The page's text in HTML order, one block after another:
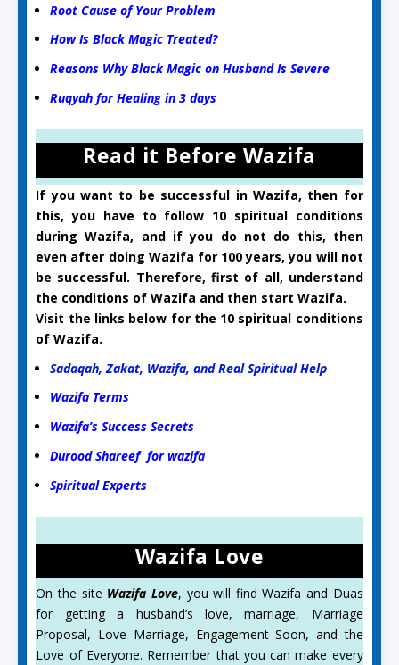
Root Cause of Your Problem
How Is Black Magic Treated?
Reasons Why Black Magic on Husband Is Severe
Ruqyah for Healing in 3 days
Read it Before Wazifa
If you want to be successful in Wazifa, then for
this, you have to follow 10 spiritual conditions
during Wazifa, and if you do not do this, then
even after doing Wazifa for 100 years, you will not
be successful. Therefore, first of all, understand
the conditions of Wazifa and then start Wazifa.
Visit the links below for the 10 spiritual conditions
of Wazifa.
Sadaqah, Zakat, Wazifa, and Real Spiritual Help
Wazifa Terms
Wazifa’s Success Secrets
Durood Shareef for wazifa
Spiritual Experts
Wazifa Love
On the site Wazifa Love, you will find Wazifa and Duas
for getting a husband’s love, marriage, Marriage
Proposal, Love Marriage, Engagement Soon, and the
Love of Everyone. Remember that you can make every